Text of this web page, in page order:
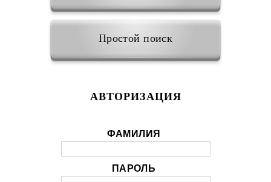
Простой поиск
АВТОРИЗАЦИЯ
ФАМИЛИЯ
ПАРОЛЬ